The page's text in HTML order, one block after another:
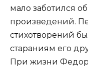
мало заботился
произведений.
стихотворений
стараниям его
При жизни